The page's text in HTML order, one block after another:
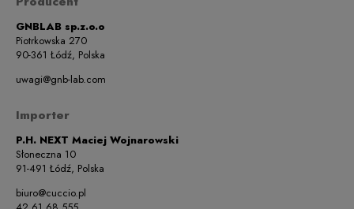
GNBLAB sp.z.o.o
Piotrkowska 270
90-361 Łódź, Polska
uwagi@gnb-lab.com
Importer
P.H. NEXT Maciej Wojnarowski
Słoneczna 10
91-491 Łódź, Polska
biuro@cuccio.pl